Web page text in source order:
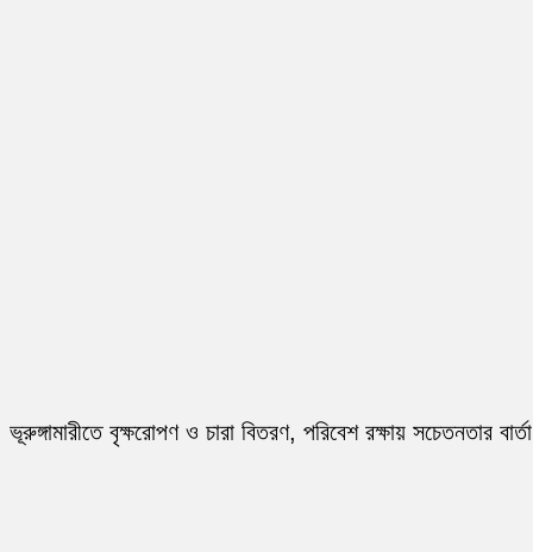
ভূরুঙ্গামারীতে বৃক্ষরোপণ ও চারা বিতরণ, পরিবেশ রক্ষায় সচেতনতার বার্তা